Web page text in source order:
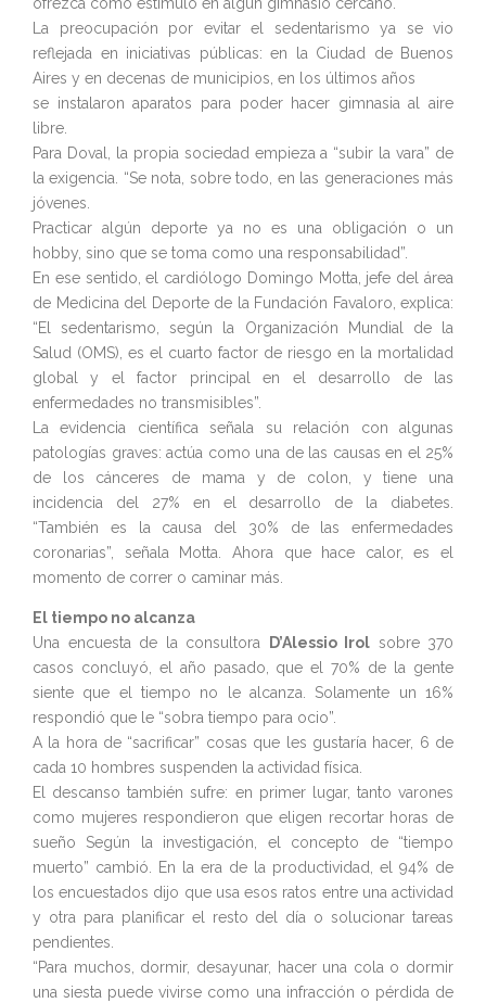
ofrezca como estímulo en algún gimnasio cercano.
La preocupación por evitar el sedentarismo ya se vio
reflejada en iniciativas públicas: en la Ciudad de Buenos
Aires y en decenas de municipios, en los últimos años
se instalaron aparatos para poder hacer gimnasia al aire
libre.
Para Doval, la propia sociedad empieza a “subir la vara” de
la exigencia. “Se nota, sobre todo, en las generaciones más
jóvenes.
Practicar algún deporte ya no es una obligación o un
hobby, sino que se toma como una responsabilidad”.
En ese sentido, el cardiólogo Domingo Motta, jefe del área
de Medicina del Deporte de la Fundación Favaloro, explica:
“El sedentarismo, según la Organización Mundial de la
Salud (OMS), es el cuarto factor de riesgo en la mortalidad
global y el factor principal en el desarrollo de las
enfermedades no transmisibles”.
La evidencia científica señala su relación con algunas
patologías graves: actúa como una de las causas en el 25%
de los cánceres de mama y de colon, y tiene una
incidencia del 27% en el desarrollo de la diabetes.
“También es la causa del 30% de las enfermedades
coronarias”, señala Motta. Ahora que hace calor, es el
momento de correr o caminar más.
El tiempo no alcanza
Una encuesta de la consultora
D’Alessio Irol sobre 370
casos concluyó, el año pasado, que el 70% de la gente
siente que el tiempo no le alcanza. Solamente un 16%
respondió que le “sobra tiempo para ocio”.
A la hora de “sacrificar” cosas que les gustaría hacer, 6 de
cada 10 hombres suspenden la actividad física.
El descanso también sufre: en primer lugar, tanto varones
como mujeres respondieron que eligen recortar horas de
sueño Según la investigación, el concepto de “tiempo
muerto” cambió. En la era de la productividad, el 94% de
los encuestados dijo que usa esos ratos entre una actividad
y otra para planificar el resto del día o solucionar tareas
pendientes.
“Para muchos, dormir, desayunar, hacer una cola o dormir
una siesta puede vivirse como una infracción o pérdida de